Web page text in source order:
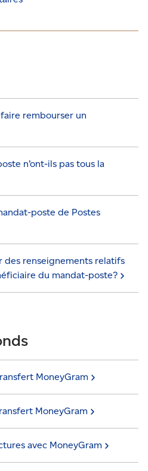
rembourser un
n’ont-ils pas tous la
poste de Postes
des renseignements relatifs
du mandat-poste?
MoneyGram
MoneyGram
avec MoneyGram